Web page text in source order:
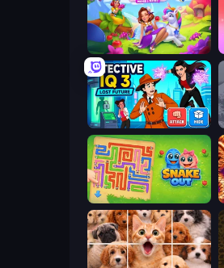
Fairyland Merge & Magic
Detective IQ 3
Snake Out: Maze Escape